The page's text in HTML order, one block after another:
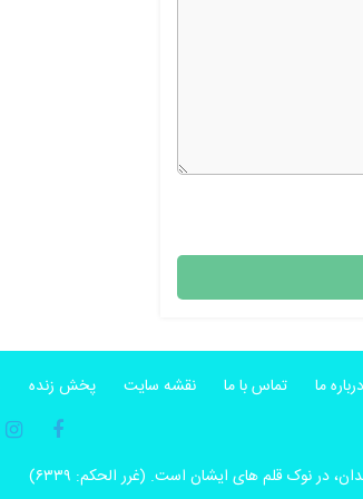
درباره ما تماس با ما نقشه سایت پخش زنده
در نوک قلم هاى ایشان است. (غرر الحکم: ۶۳۳۹)